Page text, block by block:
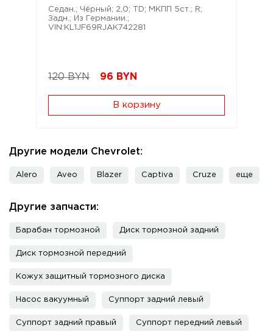
Седан.; Чёрный; 2,0; TD; МКПП 5ст.; R;
Задн.; Из Германии.;
VIN:KL1JF69RJAK742281
120 BYN 96 BYN
В корзину
Другие модели Chevrolet:
Alero Aveo Blazer Captiva Cruze еще
Другие запчасти:
Барабан тормозной Диск тормозной задний
Диск тормозной передний
Кожух защитный тормозного диска
Насос вакуумный Суппорт задний левый
Суппорт задний правый Суппорт передний левый